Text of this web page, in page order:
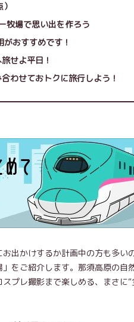
牧場で思い出を作ろう
おすすめです！
せよ平日！
わせておトクに旅行しよう！
出かけするか計画中の方も多
をご紹介します。那須高原の
プレ撮影まで楽しめる、まさに“